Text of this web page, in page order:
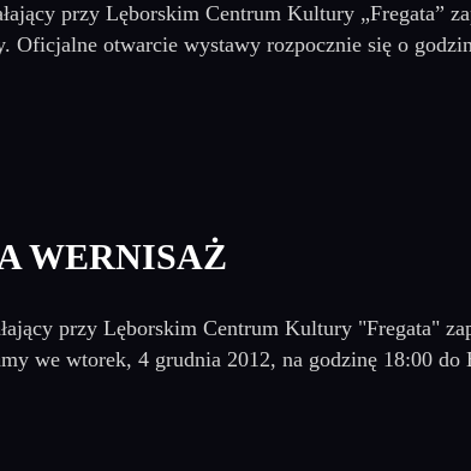
przy Lęborskim Centrum Kultury „Fregata”
Oficjalne otwarcie wystawy rozpocznie się o
WERNISAŻ
przy Lęborskim Centrum Kultury "Fregata"
we wtorek, 4 grudnia 2012, na godzinę 18:00 do